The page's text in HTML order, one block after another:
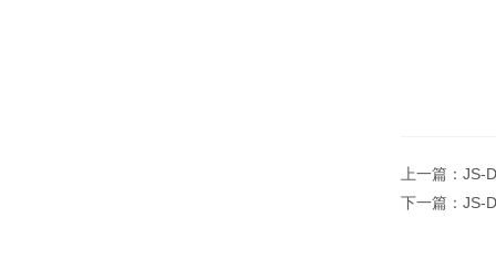
上一篇： JS-
下一篇： JS-